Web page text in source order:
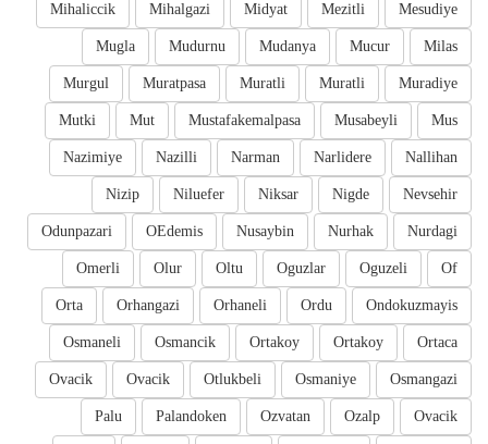
Mesudiye
Mezitli
Midyat
Mihalgazi
Mihaliccik
Milas
Mucur
Mudanya
Mudurnu
Mugla
Muradiye
Muratli
Muratli
Muratpasa
Murgul
Mus
Musabeyli
Mustafakemalpasa
Mut
Mutki
Nallihan
Narlidere
Narman
Nazilli
Nazimiye
Nevsehir
Nigde
Niksar
Niluefer
Nizip
Nurdagi
Nurhak
Nusaybin
OEdemis
Odunpazari
Of
Oguzeli
Oguzlar
Oltu
Olur
Omerli
Ondokuzmayis
Ordu
Orhaneli
Orhangazi
Orta
Ortaca
Ortakoy
Ortakoy
Osmancik
Osmaneli
Osmangazi
Osmaniye
Otlukbeli
Ovacik
Ovacik
Ovacik
Ozalp
Ozvatan
Palandoken
Palu